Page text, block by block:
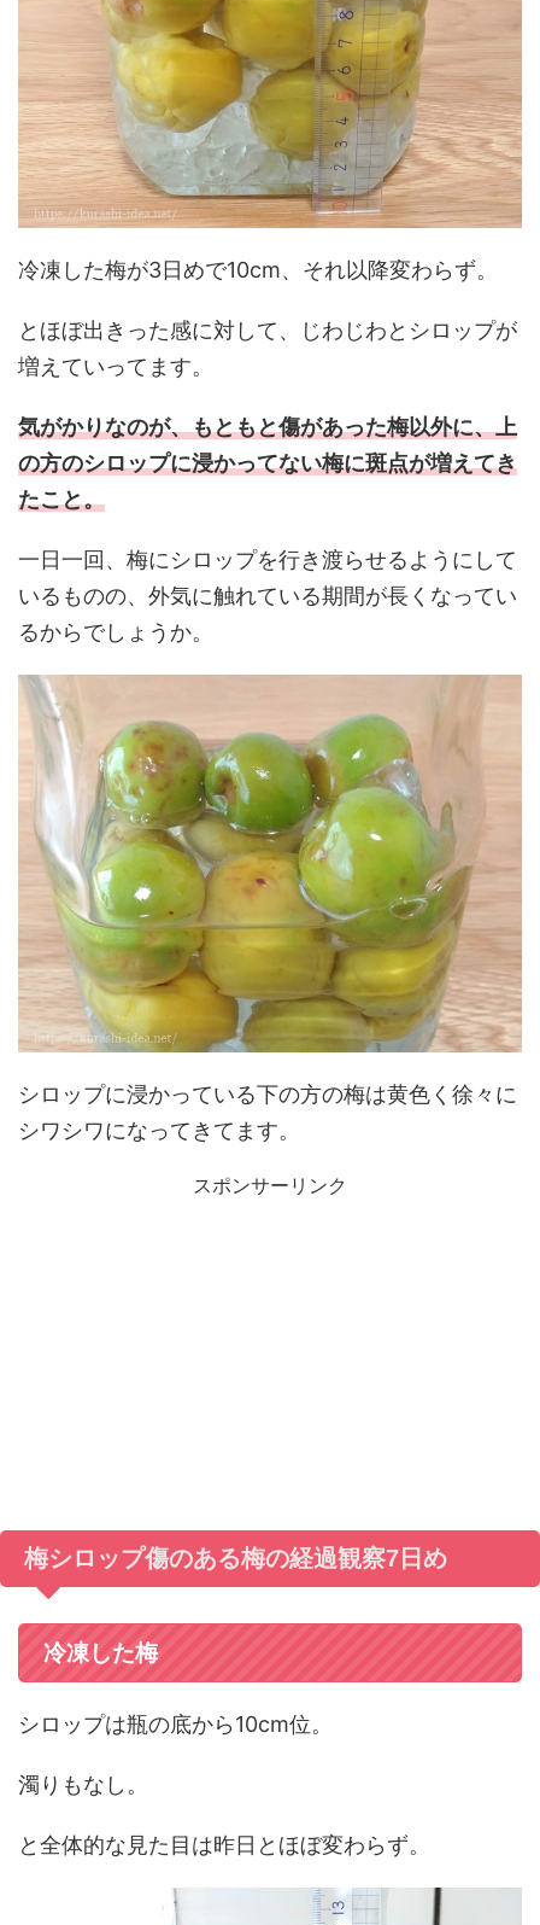
冷凍した梅が3日めで10cm、それ以降変わらず。
とほぼ出きった感に対して、じわじわとシロップが
増えていってます。
気がかりなのが、もともと傷があった梅以外に、上
の方のシロップに浸かってない梅に斑点が増えてき
たこと。
一日一回、梅にシロップを行き渡らせるようにして
いるものの、外気に触れている期間が長くなってい
るからでしょうか。
シロップに浸かっている下の方の梅は黄色く徐々に
シワシワになってきてます。
スポンサーリンク
梅シロップ傷のある梅の経過観察7日め
冷凍した梅
シロップは瓶の底から10cm位。
濁りもなし。
と全体的な見た目は昨日とほぼ変わらず。